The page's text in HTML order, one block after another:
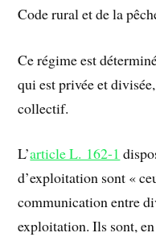
Code rural et de la
Ce régime est
qui est privée et
collectif.
L’article L. 162-1
d’exploitation sont «
communication entre
exploitation. Ils sont,